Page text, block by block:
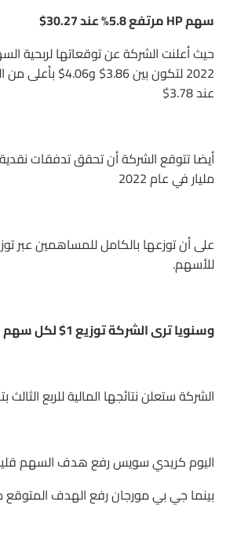
سهم HP مرتفع 5.8% عند 30.27$
حيث أعلنت الشركة عن توقعاتها لربحية
2022 لتكون بين
عند 3.78$
مليار في عام 2022
على أن توزعها بالكامل للمساهمين عبر
للأسهم.
وسنويا ترى الشركة توزيع 1$ لكل سهم بارتفاع بنسبة 29%
الشركة ستعلن نتائجها المالية للربع الثالث بتاريخ 22
اليوم كريدي سويس رفع هدف السهم قليلا من 30$
بينما جي بي مورجان رفع الهدف المتوقع من 30$ إلى